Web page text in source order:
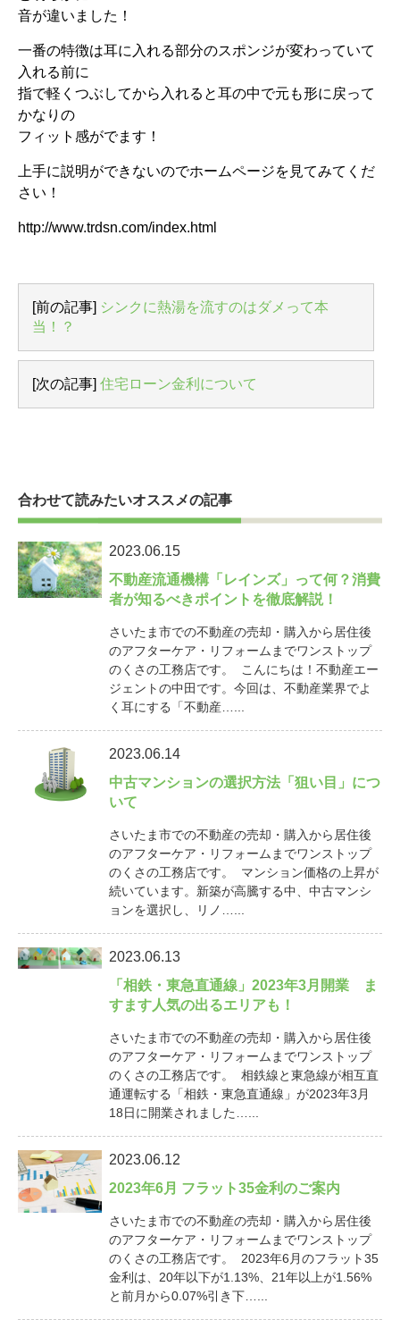
音が違いました！
一番の特徴は耳に入れる部分のスポンジが変わっていて
入れる前に
指で軽くつぶしてから入れると耳の中で元も形に戻って
かなりの
フィット感がでます！
上手に説明ができないのでホームページを見てみてくだ
さい！
http://www.trdsn.com/index.html
[前の記事] シンクに熱湯を流すのはダメって本
当！？
[次の記事] 住宅ローン金利について
合わせて読みたいオススメの記事
2023.06.15
不動産流通機構「レインズ」って何？消費
者が知るべきポイントを徹底解説！
さいたま市での不動産の売却・購入から居住後
のアフターケア・リフォームまでワンストップ
のくさの工務店です。 こんにちは！不動産エー
ジェントの中田です。今回は、不動産業界でよ
く耳にする「不動産…...
2023.06.14
中古マンションの選択方法「狙い目」につ
いて
さいたま市での不動産の売却・購入から居住後
のアフターケア・リフォームまでワンストップ
のくさの工務店です。 マンション価格の上昇が
続いています。新築が高騰する中、中古マンシ
ョンを選択し、リノ…...
2023.06.13
「相鉄・東急直通線」2023年3月開業 ま
すます人気の出るエリアも！
さいたま市での不動産の売却・購入から居住後
のアフターケア・リフォームまでワンストップ
のくさの工務店です。 相鉄線と東急線が相互直
通運転する「相鉄・東急直通線」が2023年3月
18日に開業されました…...
2023.06.12
2023年6月 フラット35金利のご案内
さいたま市での不動産の売却・購入から居住後
のアフターケア・リフォームまでワンストップ
のくさの工務店です。 2023年6月のフラット35
金利は、20年以下が1.13%、21年以上が1.56%
と前月から0.07%引き下…...